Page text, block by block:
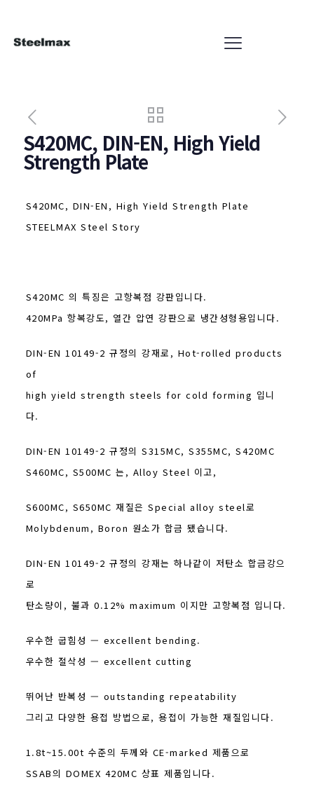
S420MC, DIN-EN, High Yield
Strength Plate
S420MC, DIN-EN, High Yield Strength Plate
STEELMAX Steel Story
S420MC 의 특징은 고항복점 강판입니다.
420MPa 항복강도, 열간 압연 강판으로 냉간성형용입니다.
DIN-EN 10149-2 규정의 강재로, Hot-rolled products
of
high yield strength steels for cold forming 입니
다.
DIN-EN 10149-2 규정의 S315MC, S355MC, S420MC
S460MC, S500MC 는, Alloy Steel 이고,
S600MC, S650MC 재질은 Special alloy steel로
Molybdenum, Boron 원소가 합금 됐습니다.
DIN-EN 10149-2 규정의 강재는 하나같이 저탄소 합금강으
로
탄소량이, 불과 0.12% maximum 이지만 고항복점 입니다.
우수한 굽힘성 — excellent bending.
우수한 절삭성 — excellent cutting
뛰어난 반복성 — outstanding repeatability
그리고 다양한 용접 방법으로, 용접이 가능한 재질입니다.
1.8t~15.00t 수준의 두께와 CE-marked 제품으로
SSAB의 DOMEX 420MC 상표 제품입니다.